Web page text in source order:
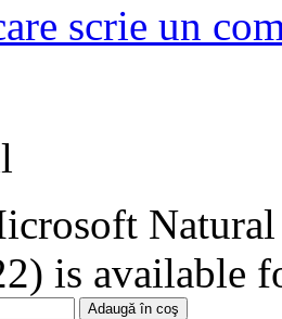
scrie un
is available
Adaugă în coş